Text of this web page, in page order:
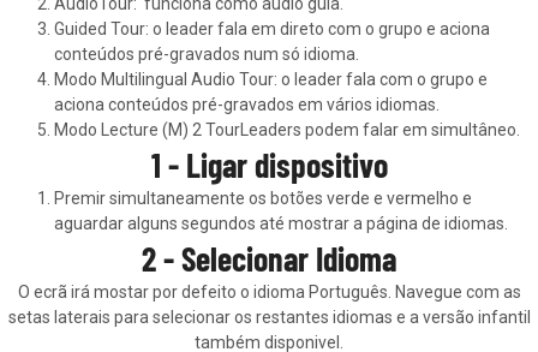
Guided Tour: o leader fala em direto com o grupo e aciona
conteúdos pré-gravados num só idioma.
Modo Multilingual Audio Tour: o leader fala com o grupo e
aciona conteúdos pré-gravados em vários idiomas.
Modo Lecture (M) 2 TourLeaders podem falar em simultâneo.
1 - Ligar dispositivo
Premir simultaneamente os botões verde e vermelho e
aguardar alguns segundos até mostrar a página de idiomas.
2 - Selecionar Idioma
O ecrã irá mostar por defeito o idioma Português. Navegue com as
setas laterais para selecionar os restantes idiomas e a versão infantil
também disponivel.